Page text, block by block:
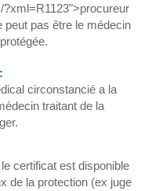
peut pas être le médecin
circonstancié a la
traitant de la
certificat est disponible
de la protection (ex juge